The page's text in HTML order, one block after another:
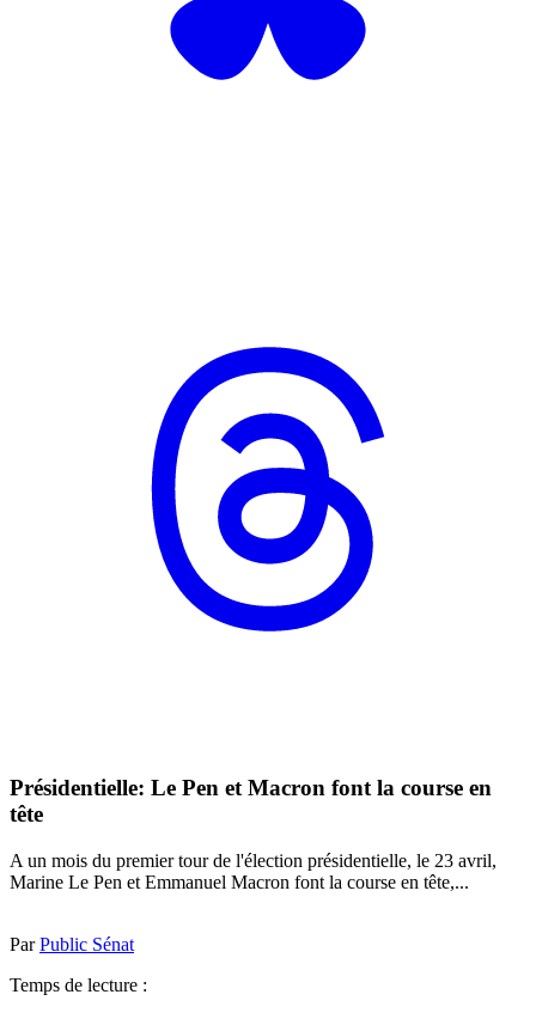
Présidentielle: Le Pen et Macron font la course en
tête
A un mois du premier tour de l'élection présidentielle, le 23 avril,
Marine Le Pen et Emmanuel Macron font la course en tête,...
ParPublic Sénat
Temps de lecture :